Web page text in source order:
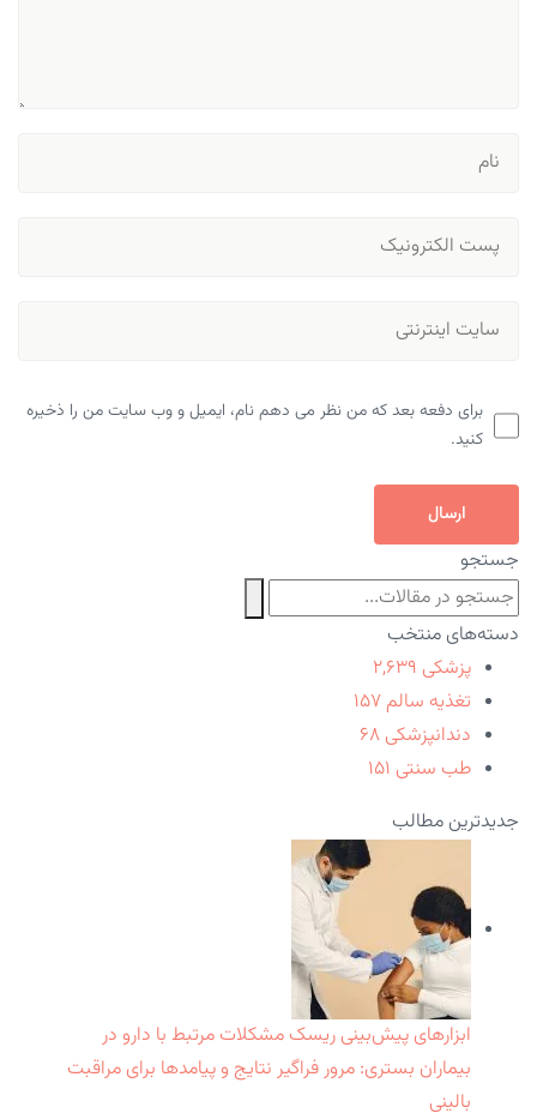
برای دفعه بعد که من نظر می دهم نام، ایمیل و وب سایت من را ذخیره
کنید.
ارسال
جستجو
دسته‌های منتخب
پزشکی ۲,۶۳۹
تغذیه سالم ۱۵۷
دندانپزشکی ۶۸
طب سنتی ۱۵۱
جدیدترین مطالب
ابزارهای پیش‌بینی ریسک مشکلات مرتبط با دارو در
بیماران بستری: مرور فراگیر نتایج و پیامدها برای مراقبت
بالینی